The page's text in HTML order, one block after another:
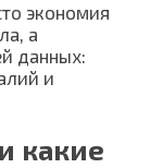
экономия
а
данных:
и
какие